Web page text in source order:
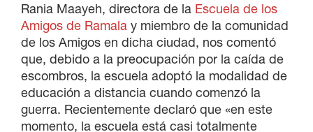
Rania Maayeh, directora de la Escuela de los
Amigos de Ramala y miembro de la comunidad
de los Amigos en dicha ciudad, nos comentó
que, debido a la preocupación por la caída de
escombros, la escuela adoptó la modalidad de
educación a distancia cuando comenzó la
guerra. Recientemente declaró que «en este
momento, la escuela está casi totalmente